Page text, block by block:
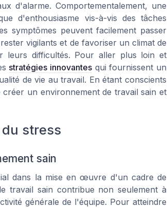
d'alarme. Comportementalement, une
d'enthousiasme vis-à-vis des tâches
symptômes peuvent facilement passer
vigilants et de favoriser un climat de
leurs difficultés. Pour aller plus loin et
stratégies innovantes qui fournissent un
de vie au travail. En étant conscients
un environnement de travail sain et
stress
sain
dans la mise en œuvre d'un cadre de
travail sain contribue non seulement à
générale de l'équipe. Pour atteindre